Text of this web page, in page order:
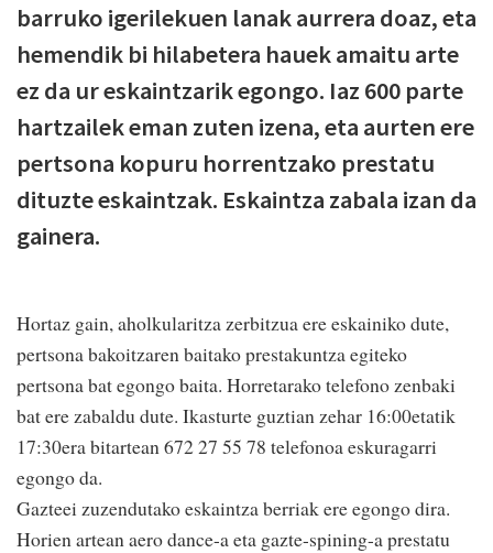
barruko igerilekuen lanak aurrera doaz, eta
hemendik bi hilabetera hauek amaitu arte
ez da ur eskaintzarik egongo. Iaz 600 parte
hartzailek eman zuten izena, eta aurten ere
pertsona kopuru horrentzako prestatu
dituzte eskaintzak. Eskaintza zabala izan da
gainera.
Hortaz gain, aholkularitza zerbitzua ere eskainiko dute,
pertsona bakoitzaren baitako prestakuntza egiteko
pertsona bat egongo baita. Horretarako telefono zenbaki
bat ere zabaldu dute. Ikasturte guztian zehar 16:00etatik
17:30era bitartean 672 27 55 78 telefonoa eskuragarri
egongo da.
Gazteei zuzendutako eskaintza berriak ere egongo dira.
Horien artean aero dance-a eta gazte-spining-a prestatu